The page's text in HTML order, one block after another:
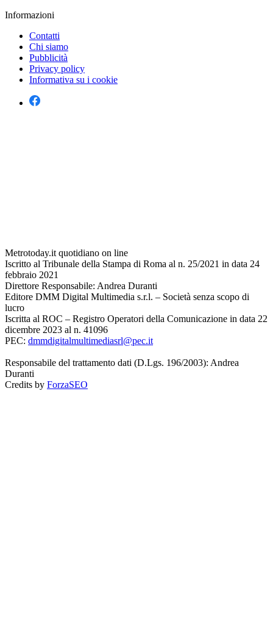
Informazioni
Contatti
Chi siamo
Pubblicità
Privacy policy
Informativa su i cookie
Metrotoday.it quotidiano on line
Iscritto al Tribunale della Stampa di Roma al n. 25/2021 in data 24
febbraio 2021
Direttore Responsabile: Andrea Duranti
Editore DMM Digital Multimedia s.r.l. – Società senza scopo di
lucro
Iscritta al ROC – Registro Operatori della Comunicazione in data 22
dicembre 2023 al n. 41096
PEC: dmmdigitalmultimediasrl@pec.it
Responsabile del trattamento dati (D.Lgs. 196/2003): Andrea
Duranti
Credits by ForzaSEO